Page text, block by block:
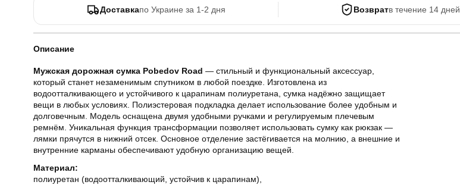
Доставкапо Украине за 1-2 дня Возвратв течение 14 дней
Описание
Мужская дорожная сумка Pobedov Road — стильный и функциональный аксессуар,
который станет незаменимым спутником в любой поездке. Изготовлена из
водоотталкивающего и устойчивого к царапинам полиуретана, сумка надёжно защищает
вещи в любых условиях. Полиэстеровая подкладка делает использование более удобным и
долговечным. Модель оснащена двумя удобными ручками и регулируемым плечевым
ремнём. Уникальная функция трансформации позволяет использовать сумку как рюкзак —
лямки прячутся в нижний отсек. Основное отделение застёгивается на молнию, а внешние и
внутренние карманы обеспечивают удобную организацию вещей.
Материал:
полиуретан (водоотталкивающий, устойчив к царапинам),